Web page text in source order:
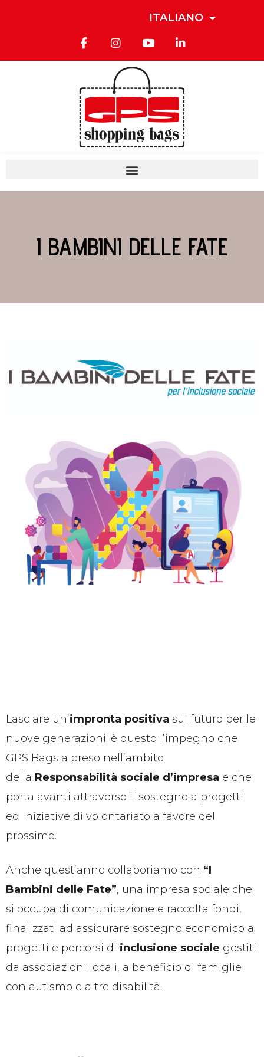
ITALIANO
I BAMBINI DELLE FATE
Lasciare un’impronta positiva sul futuro per le
nuove generazioni: è questo l’impegno che
GPS Bags a preso nell’ambito
della Responsabilità sociale d’impresa e che
porta avanti attraverso il sostegno a progetti
ed iniziative di volontariato a favore del
prossimo.
Anche quest’anno collaboriamo con “I
Bambini delle Fate”, una impresa sociale che
si occupa di comunicazione e raccolta fondi,
finalizzati ad assicurare sostegno economico a
progetti e percorsi di inclusione sociale gestiti
da associazioni locali, a beneficio di famiglie
con autismo e altre disabilità.